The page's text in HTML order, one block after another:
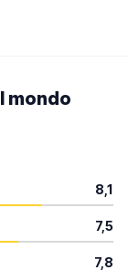
mondo
8,1
7,5
7,8